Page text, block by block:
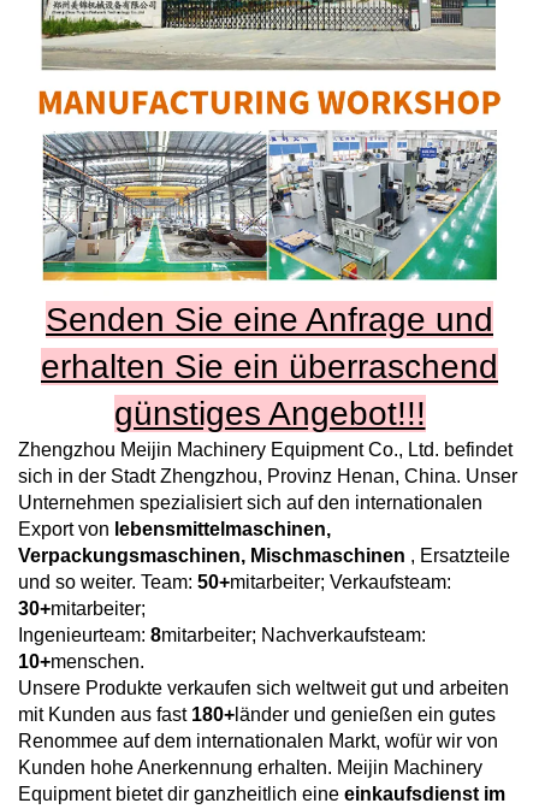
Senden Sie eine Anfrage und
erhalten Sie ein überraschend
günstiges Angebot!!!
Zhengzhou Meijin Machinery Equipment Co., Ltd. befindet
sich in der Stadt Zhengzhou, Provinz Henan, China. Unser
Unternehmen spezialisiert sich auf den internationalen
Export von lebensmittelmaschinen,
Verpackungsmaschinen, Mischmaschinen , Ersatzteile
und so weiter. Team: 50+mitarbeiter; Verkaufsteam:
30+mitarbeiter;
Ingenieurteam: 8mitarbeiter; Nachverkaufsteam:
10+menschen.
Unsere Produkte verkaufen sich weltweit gut und arbeiten
mit Kunden aus fast 180+ länder und genießen ein gutes
Renommee auf dem internationalen Markt, wofür wir von
Kunden hohe Anerkennung erhalten. Meijin Machinery
Equipment bietet dir ganzheitlich eine einkaufsdienst im